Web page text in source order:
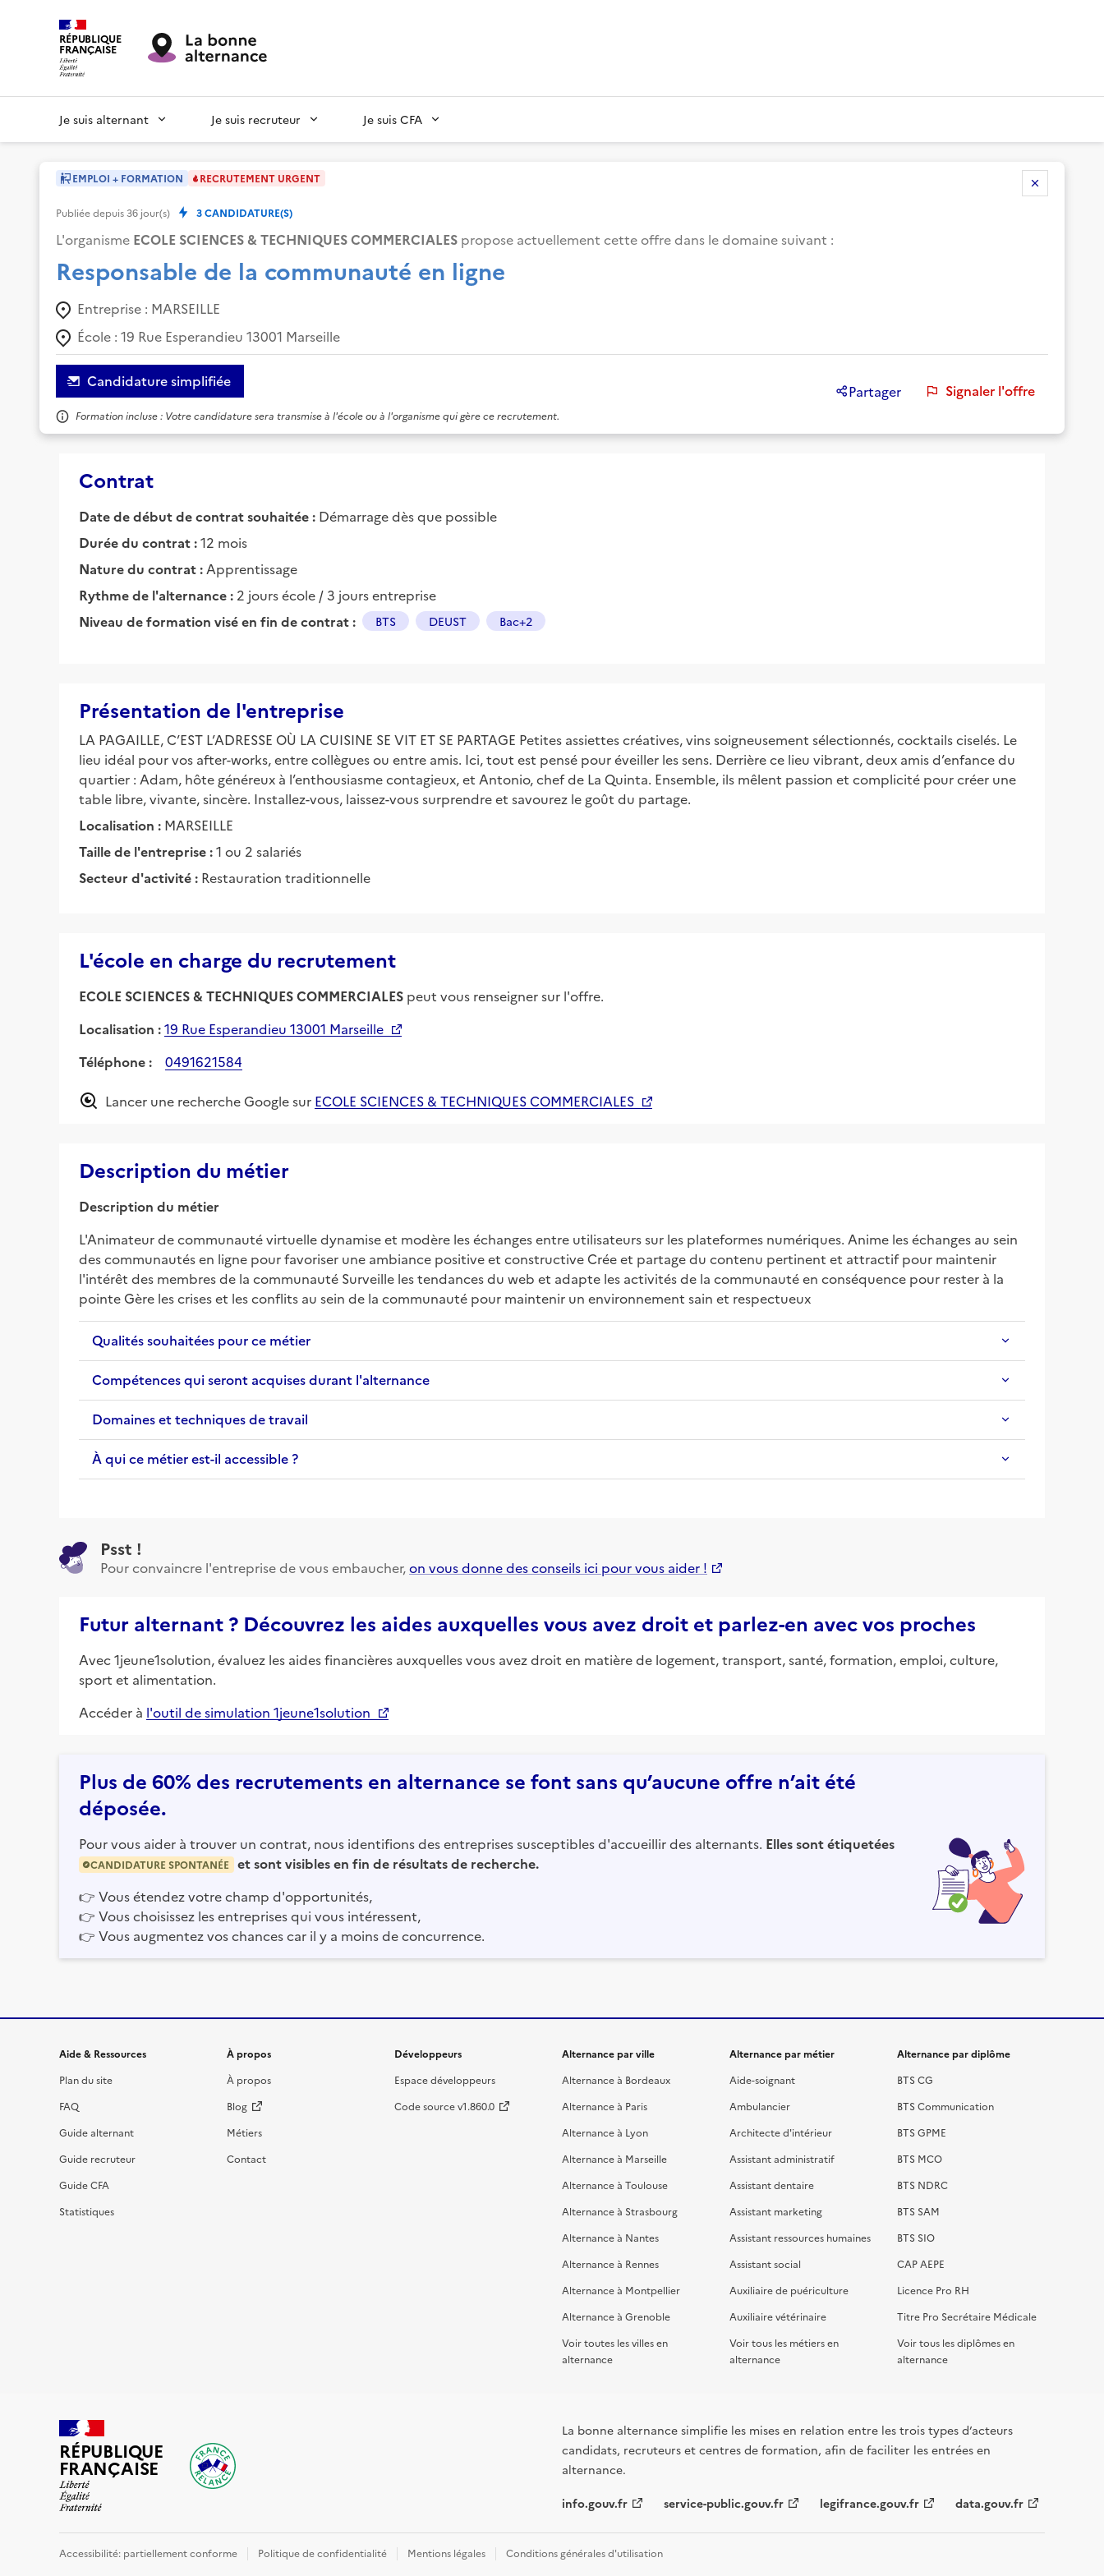
RÉPUBLIQUE
FRANÇAISE
Je suis alternant Je suis recruteur Je suis CFA
EMPLOI + FORMATION RECRUTEMENT URGENT
Publiée depuis36 jour(s) 3CANDIDATURE(S)
L'organisme ECOLE SCIENCES & TECHNIQUES COMMERCIALES propose actuellement cette offre dans le domaine suivant :
Responsable de la communauté en ligne
Entreprise : MARSEILLE
École : 19 Rue Esperandieu 13001 Marseille
Candidature simplifiée
Formation incluse : Votre candidature sera transmise à l'école ou à l'organisme qui gère ce recrutement.
Partager Signaler l'offre
Contrat
Date de début de contrat souhaitée : Démarrage dès que possible
Durée du contrat :12 mois
Nature du contrat : Apprentissage
Rythme de l'alternance : 2 jours école / 3 jours entreprise
Niveau de formation visé en fin de contrat :
BTS DEUST Bac+2
Présentation de l'entreprise
LA PAGAILLE, C’EST L’ADRESSE OÙ LA CUISINE SE VIT ET SE PARTAGE Petites assiettes créatives, vins soigneusement sélectionnés, cocktails ciselés. Le
lieu idéal pour vos after-works, entre collègues ou entre amis. Ici, tout est pensé pour éveiller les sens. Derrière ce lieu vibrant, deux amis d’enfance du
quartier : Adam, hôte généreux à l’enthousiasme contagieux, et Antonio, chef de La Quinta. Ensemble, ils mêlent passion et complicité pour créer une
table libre, vivante, sincère. Installez-vous, laissez-vous surprendre et savourez le goût du partage.
Localisation : MARSEILLE
Taille de l'entreprise :1 ou 2 salariés
Secteur d'activité : Restauration traditionnelle
L'école en charge du recrutement
ECOLE SCIENCES & TECHNIQUES COMMERCIALES peut vous renseigner sur l'offre.
Localisation :19 Rue Esperandieu 13001 Marseille
Téléphone :
0491621584
Lancer une recherche Google sur ECOLE SCIENCES & TECHNIQUES COMMERCIALES
Description du métier
Description du métier
L'Animateur de communauté virtuelle dynamise et modère les échanges entre utilisateurs sur les plateformes numériques. Anime les échanges au sein
des communautés en ligne pour favoriser une ambiance positive et constructive Crée et partage du contenu pertinent et attractif pour maintenir
l'intérêt des membres de la communauté Surveille les tendances du web et adapte les activités de la communauté en conséquence pour rester à la
pointe Gère les crises et les conflits au sein de la communauté pour maintenir un environnement sain et respectueux
Qualités souhaitées pour ce métier
Compétences qui seront acquises durant l'alternance
Domaines et techniques de travail
À qui ce métier est-il accessible ?
Psst !
Pour convaincre l'entreprise de vous embaucher,on vous donne des conseils ici pour vous aider !
Futur alternant ? Découvrez les aides auxquelles vous avez droit et parlez-en avec vos proches
Avec 1jeune1solution, évaluez les aides financières auxquelles vous avez droit en matière de logement, transport, santé, formation, emploi, culture,
sport et alimentation.
Accéder à l'outil de simulation 1jeune1solution
Plus de 60% des recrutements en alternance se font sans qu’aucune offre n’ait été
déposée.
Pour vous aider à trouver un contrat, nous identifions des entreprises susceptibles d'accueillir des alternants. Elles sont étiquetées
CANDIDATURE SPONTANÉE
et sont visibles en fin de résultats de recherche.
👉 Vous étendez votre champ d'opportunités,
👉 Vous choisissez les entreprises qui vous intéressent,
👉 Vous augmentez vos chances car il y a moins de concurrence.
Informations et liens du site
Aide & Ressources
Plan du site
FAQ
Guide alternant
Guide recruteur
Guide CFA
Statistiques
À propos
À propos
Blog
Métiers
Contact
Développeurs
Espace développeurs
Code source v1.860.0
Alternance par ville
Alternance à Bordeaux
Alternance à Paris
Alternance à Lyon
Alternance à Marseille
Alternance à Toulouse
Alternance à Strasbourg
Alternance à Nantes
Alternance à Rennes
Alternance à Montpellier
Alternance à Grenoble
Voir toutes les villes en
alternance
Alternance par métier
Aide-soignant
Ambulancier
Architecte d'intérieur
Assistant administratif
Assistant dentaire
Assistant marketing
Assistant ressources humaines
Assistant social
Auxiliaire de puériculture
Auxiliaire vétérinaire
Voir tous les métiers en
alternance
Alternance par diplôme
BTS CG
BTS Communication
BTS GPME
BTS MCO
BTS NDRC
BTS SAM
BTS SIO
CAP AEPE
Licence Pro RH
Titre Pro Secrétaire Médicale
Voir tous les diplômes en
alternance
RÉPUBLIQUE
FRANÇAISE
La bonne alternance simplifie les mises en relation entre les trois types d’acteurs
candidats, recruteurs et centres de formation, afin de faciliter les entrées en
alternance.
info.gouv.fr service-public.gouv.fr legifrance.gouv.fr data.gouv.fr
Accessibilité: partiellement conforme Politique de confidentialité Mentions légales Conditions générales d'utilisation